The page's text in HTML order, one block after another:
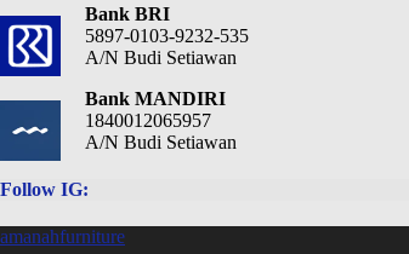
Bank BRI
5897-0103-9232-535
A/N Budi Setiawan
Bank MANDIRI
1840012065957
A/N Budi Setiawan
Follow IG:
amanahfurniture